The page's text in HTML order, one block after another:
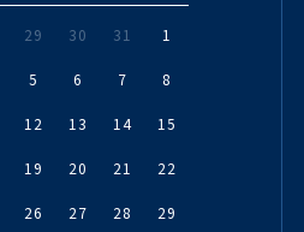
29 30 31 1
5 6 7 8
12 13 14 15
19 20 21 22
26 27 28 29